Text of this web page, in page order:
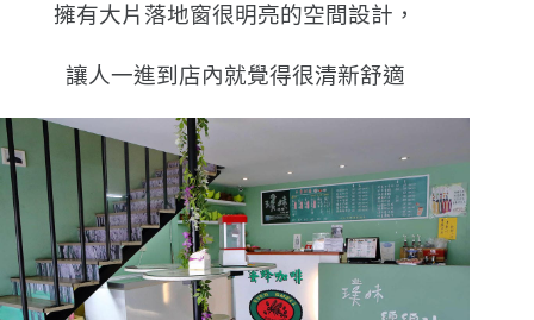
擁有大片落地窗很明亮的空間設計，
讓人一進到店內就覺得很清新舒適